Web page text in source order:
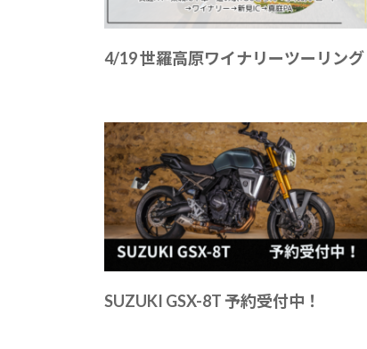
4/19 世羅高原ワイナリーツーリング
SUZUKI GSX-8T 予約受付中！